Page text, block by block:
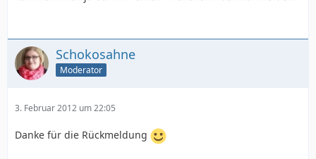
Schokosahne
Moderator
3. Februar 2012 um 22:05
Danke für die Rückmeldung